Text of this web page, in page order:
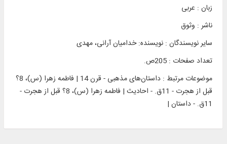
زبان : عربی
ناشر : وثوق
سایر نویسندگان : نویسنده: خدامیان آرانی، مهدی
تعداد صفحات : 205ص.
موضوعات مرتبط :
داستان‌های مذهبی - قرن 14 | فاطمه زهرا (س)، 8؟
قبل از هجرت - 11ق. - احادیث | فاطمه زهرا (س)، 8؟ قبل از هجرت -
11ق. - داستان |